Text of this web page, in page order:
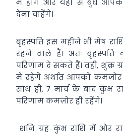
में होंगे और यहां से बुध
देना चाहेंगे।
बृहस्पति इस महीने भी मेष
रहने वाले हैं। अतः
परिणाम दे सकते हैं। वहीं, शुक्र
में रहेंगे अर्थात आपको
साथ ही, 7 मार्च के बाद कुंभ
परिणाम कमज़ोर ही रहेंगे।
शनि ग्रह कुंभ राशि में और